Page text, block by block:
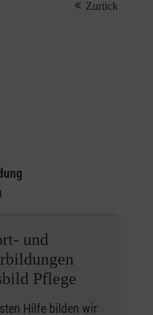
Zurück
und
Pflege
Hilfe bilden wir